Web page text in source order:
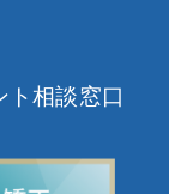
ト相談窓口